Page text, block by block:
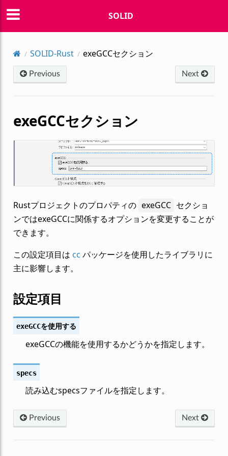
SOLID
SOLID-Rust exeGCCセクション
Previous Next
exeGCCセクション
Rustプロジェクトのプロパティの exeGCC セクショ
ンではexeGCCに関係するオプションを変更することが
できます。
この設定項目は cc パッケージを使用したライブラリに
主に影響します。
設定項目
exeGCCを使用する
exeGCCの機能を使用するかどうかを指定します。
specs
読み込むspecsファイルを指定します。
Previous Next